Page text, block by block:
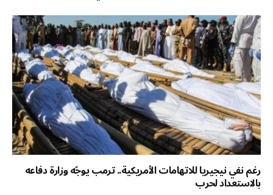
رغم نفي نيجيريا للاتهامات الأمريكية.. ترمب يوجّه وزارة دفاعه
بالاستعداد لحرب